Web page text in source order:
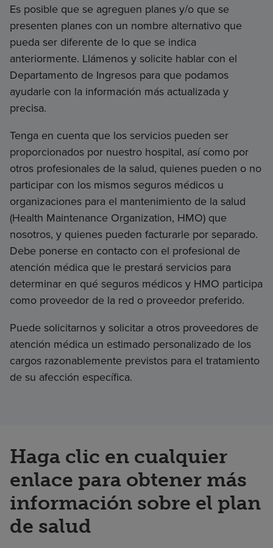
Es posible que se agreguen planes y/o que se
presenten planes con un nombre alternativo que
pueda ser diferente de lo que se indica
anteriormente. Llámenos y solicite hablar con el
Departamento de Ingresos para que podamos
ayudarle con la información más actualizada y
precisa.
Tenga en cuenta que los servicios pueden ser
proporcionados por nuestro hospital, así como por
otros profesionales de la salud, quienes pueden o no
participar con los mismos seguros médicos u
organizaciones para el mantenimiento de la salud
(Health Maintenance Organization, HMO) que
nosotros, y quienes pueden facturarle por separado.
Debe ponerse en contacto con el profesional de
atención médica que le prestará servicios para
determinar en qué seguros médicos y HMO participa
como proveedor de la red o proveedor preferido.
Puede solicitarnos y solicitar a otros proveedores de
atención médica un estimado personalizado de los
cargos razonablemente previstos para el tratamiento
de su afección específica.
Haga clic en cualquier
enlace para obtener más
información sobre el plan
de salud